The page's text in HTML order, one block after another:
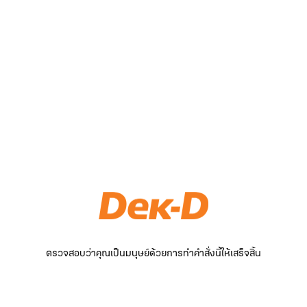
ตรวจสอบว่าคุณเป็นมนุษย์ด้วยการทำคำสั่งนี้ให้เสร็จสิ้น